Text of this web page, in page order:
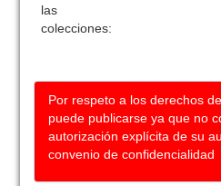
las
colecciones:
Por respeto a los derechos
puede publicarse ya que no
autorización explícita de su
convenio de confidencialidad